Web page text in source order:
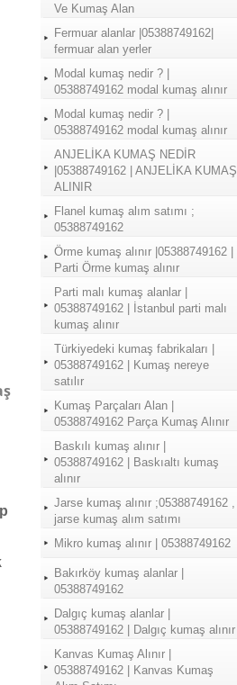
Ve Kumaş Alan
Fermuar alanlar |05388749162|
fermuar alan yerler
Modal kumaş nedir ? |
05388749162 modal kumaş alınır
Modal kumaş nedir ? |
05388749162 modal kumaş alınır
ANJELİKA KUMAŞ NEDİR
|05388749162 | ANJELİKA KUMAŞ
ALINIR
Flanel kumaş alım satımı ;
05388749162
Örme kumaş alınır |05388749162 |
Parti Örme kumaş alınır
Parti malı kumaş alanlar |
05388749162 | İstanbul parti malı
kumaş alınır
Türkiyedeki kumaş fabrikaları |
05388749162 | Kumaş nereye
satılır
Kumaş Parçaları Alan |
05388749162 Parça Kumaş Alınır
Baskılı kumaş alınır |
05388749162 | Baskıaltı kumaş
alınır
Jarse kumaş alınır ;05388749162 ,
jarse kumaş alım satımı
Mikro kumaş alınır | 05388749162
Bakırköy kumaş alanlar |
05388749162
Dalgıç kumaş alanlar |
05388749162 | Dalgıç kumaş alınır
Kanvas Kumaş Alınır |
05388749162 | Kanvas Kumaş